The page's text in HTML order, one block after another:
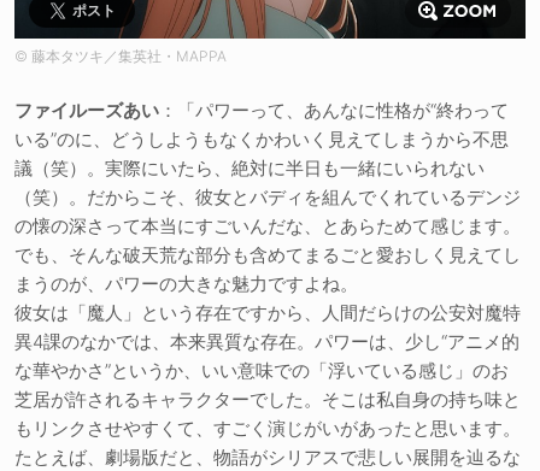
ポスト
© 藤本タツキ／集英社・MAPPA
ファイルーズあい ：「パワーって、あんなに性格が“終わって
いる”のに、どうしようもなくかわいく見えてしまうから不思
議（笑）。実際にいたら、絶対に半日も一緒にいられない
（笑）。だからこそ、彼女とバディを組んでくれているデンジ
の懐の深さって本当にすごいんだな、とあらためて感じます。
でも、そんな破天荒な部分も含めてまるごと愛おしく見えてし
まうのが、パワーの大きな魅力ですよね。
彼女は「魔人」という存在ですから、人間だらけの公安対魔特
異4課のなかでは、本来異質な存在。パワーは、少し“アニメ的
な華やかさ”というか、いい意味での「浮いている感じ」のお
芝居が許されるキャラクターでした。そこは私自身の持ち味と
もリンクさせやすくて、すごく演じがいがあったと思います。
たとえば、劇場版だと、物語がシリアスで悲しい展開を辿るな